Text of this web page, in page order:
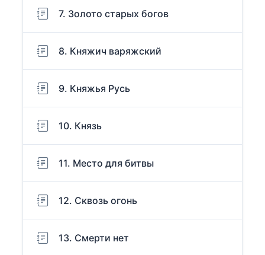
7. Золото старых богов
8. Княжич варяжский
9. Княжья Русь
10. Князь
11. Место для битвы
12. Сквозь огонь
13. Смерти нет